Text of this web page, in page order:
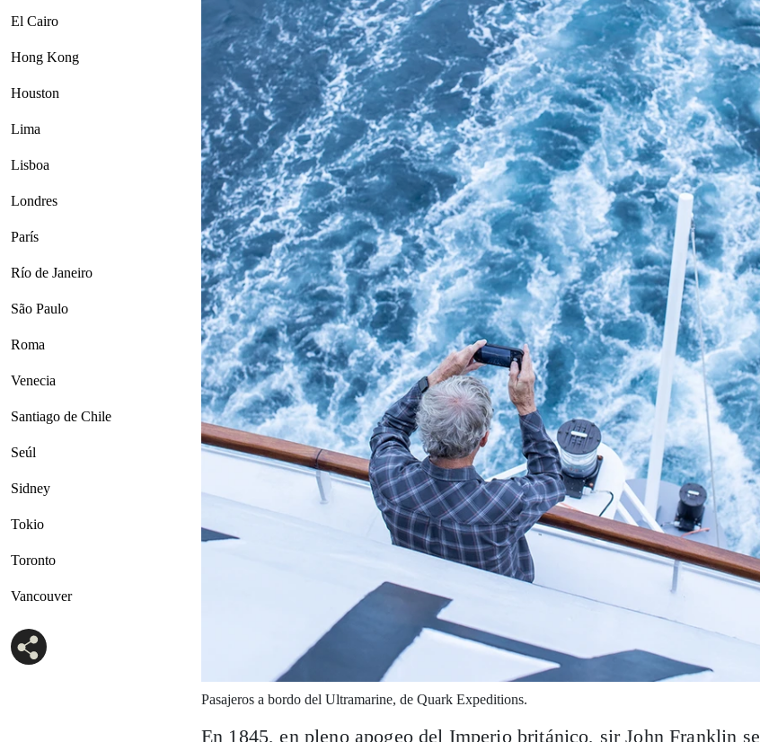
El Cairo
Hong Kong
Houston
Lima
Lisboa
Londres
París
Río de Janeiro
São Paulo
Roma
Venecia
Santiago de Chile
Seúl
Sidney
Tokio
Toronto
Vancouver
Pasajeros a bordo del Ultramarine, de Quark Expeditions.
En 1845, en pleno apogeo del Imperio británico, sir John Franklin se